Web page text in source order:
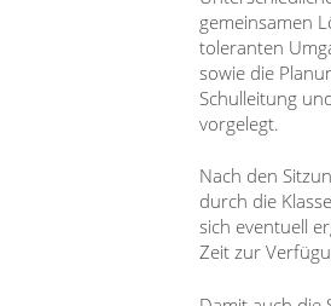
gemeinsamen
toleranten
sowie die
Schulleitung
vorgelegt.
Nach den
durch die
sich eventuell
Zeit zur